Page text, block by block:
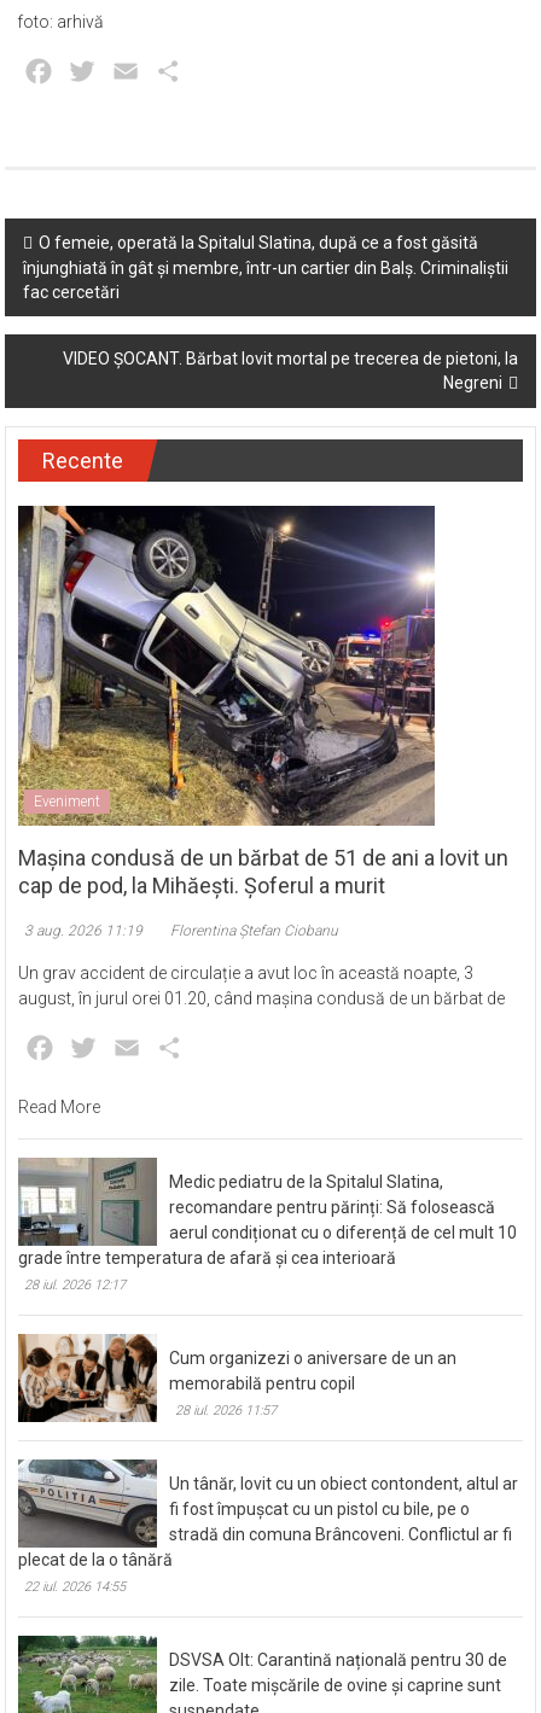
foto: arhivă
Facebook
Twitter Email
Post
navigation
O femeie, operată la Spitalul Slatina, după ce a fost găsită
înjunghiată în gât și membre, într-un cartier din Balș. Criminaliștii
fac cercetări
VIDEO ȘOCANT. Bărbat lovit mortal pe trecerea de pietoni, la
Negreni
Recente
Eveniment
Mașina condusă de un bărbat de 51 de ani a lovit un
cap de pod, la Mihăești. Șoferul a murit
3 aug. 2026 11:19 Florentina Ștefan Ciobanu
Un grav accident de circulație a avut loc în această noapte, 3
august, în jurul orei 01.20, când mașina condusă de un bărbat de
Facebook
Twitter Email
Read More
Medic pediatru de la Spitalul Slatina,
recomandare pentru părinți: Să folosească
aerul condiționat cu o diferență de cel mult 10
grade între temperatura de afară și cea interioară
28 iul. 2026 12:17
Cum organizezi o aniversare de un an
memorabilă pentru copil
28 iul. 2026 11:57
Un tânăr, lovit cu un obiect contondent, altul ar
fi fost împușcat cu un pistol cu bile, pe o
stradă din comuna Brâncoveni. Conflictul ar fi
plecat de la o tânără
22 iul. 2026 14:55
DSVSA Olt: Carantină națională pentru 30 de
zile. Toate mișcările de ovine și caprine sunt